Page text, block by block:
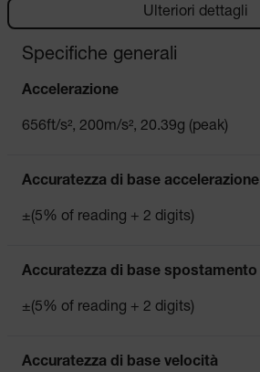
Ulteriori dettagli
Specifiche generali
Accelerazione
656ft/s², 200m/s², 20.39g (peak)
Accuratezza di base accelerazione
±(5% of reading + 2 digits)
Accuratezza di base spostamento
±(5% of reading + 2 digits)
Accuratezza di base velocità